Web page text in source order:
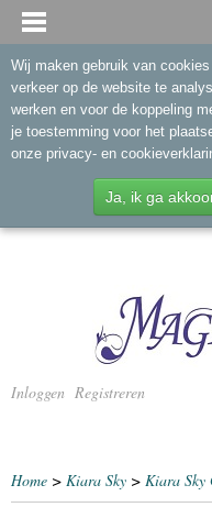
Inloggen Registreren
Home > Kiara Sky > Kiara Sky
Wij maken gebruik van
verkeer op de website te
werken en voor de koppeling
je toestemming voor het
onze privacy- en
Ja, ik ga